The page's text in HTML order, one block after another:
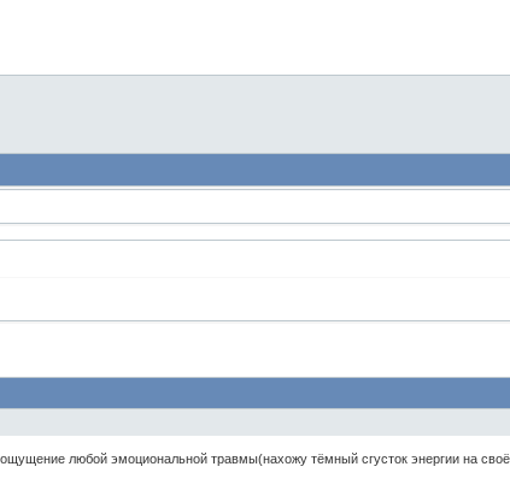
любой эмоциональной травмы(нахожу тёмный сгусток энергии на